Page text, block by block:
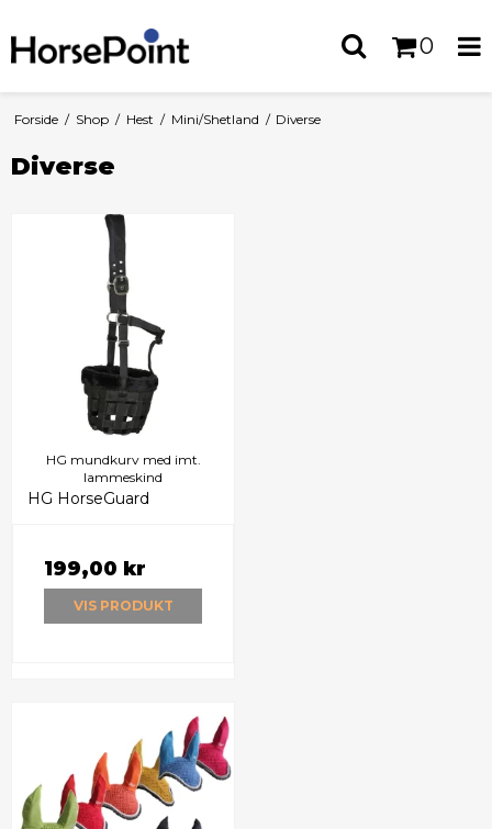
0
Forside / Shop / Hest / Mini/Shetland / Diverse
Diverse
HG mundkurv med imt.
lammeskind
HG HorseGuard
199,00 kr
VIS PRODUKT